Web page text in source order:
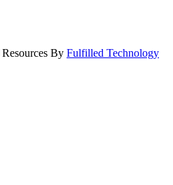
By Fulfilled Technology